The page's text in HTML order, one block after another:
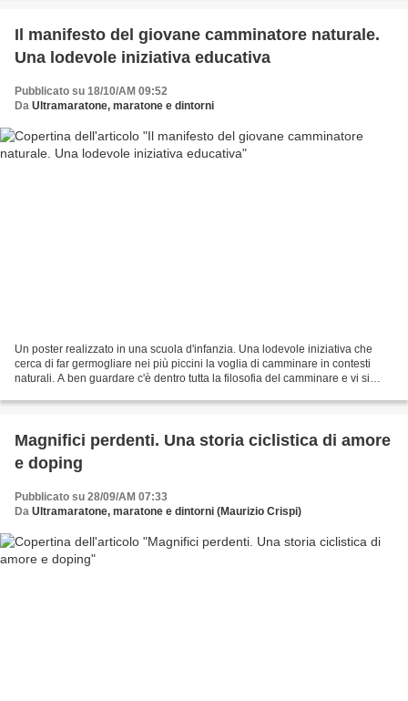
Il manifesto del giovane camminatore naturale.
Una lodevole iniziativa educativa
Pubblicato su 18/10/AM 09:52
Da Ultramaratone, maratone e dintorni
Un poster realizzato in una scuola d'infanzia. Una lodevole iniziativa che
cerca di far germogliare nei più piccini la voglia di camminare in contesti
naturali. A ben guardare c'è dentro tutta la filosofia del camminare e vi si
Magnifici perdenti. Una storia ciclistica di amore
e doping
Pubblicato su 28/09/AM 07:33
Da Ultramaratone, maratone e dintorni (Maurizio Crispi)